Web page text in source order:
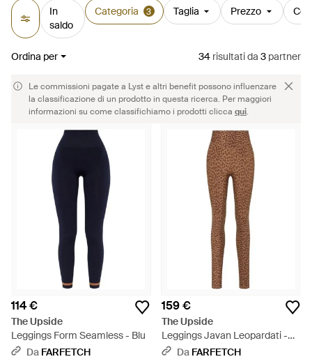
In
saldo
Categoria 3 Taglia Prezzo
Ordina per 34 risultatida 3 partner
Le commissioni pagate a Lyst e altri benefit possono influenzare
la classificazione di un prodotto in questa ricerca. Per maggiori
informazioni su come classifichiamo i prodotti clicca qui.
114 €
The Upside
Leggings Form Seamless - Blu
Da FARFETCH
159 €
The Upside
Leggings Javan Leopardati -
Marrone
Da FARFETCH